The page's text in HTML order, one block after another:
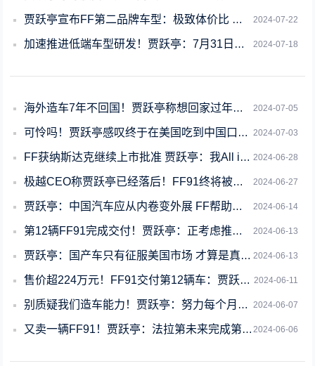
2024-07-22
贾跃亭宣布FF第二品牌车型：极致体价比 这次大规模放量卖
2024-07-18
加速推进低端车型研发！贾跃亭：7月31日交付第13台车
2024-07-05
海外造车7年不回国！贾跃亭称想回家过年：想念北京热腾腾的饺子
2024-07-03
可怜吗！贾跃亭感叹终于在美国吃到中国口味鸡腿堡 网友喊话快回来
2024-06-28
FF获纳斯达克继续上市批准 贾跃亭：我All in了自己
2024-06-27
极越CEO称贾跃亭已经落后！FF91终将被丢进时代的垃圾桶
2024-06-14
贾跃亭：中国汽车应从内卷变外展 FF帮助你们征服美国市场
2024-06-13
第12辆FF91完成交付！贾跃亭：正考虑推出第二品牌
2024-06-13
贾跃亭：国产车只有征服美国市场 才算是真正的全球化
2024-06-11
售价超224万元！FF91交付第12辆车：贾跃亭表示力求每月交付1辆
2024-06-07
别质疑我们造车能力！贾跃亭：努力每个月交付一辆FF91新车
2024-06-06
又卖一辆FF91！贾跃亭：法拉第未来完成第12台车的零部件采购